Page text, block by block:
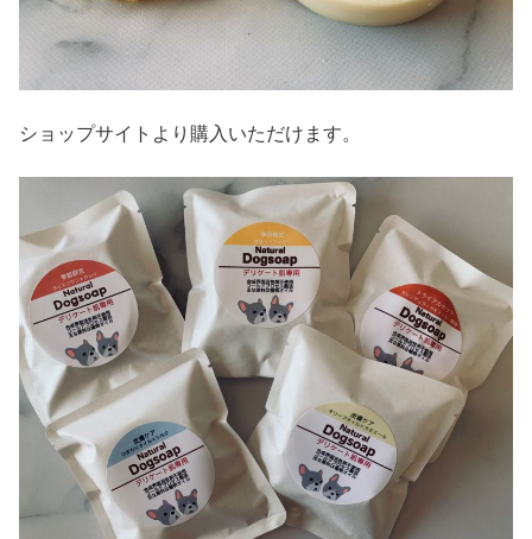
ショップサイトより購入いただけます。